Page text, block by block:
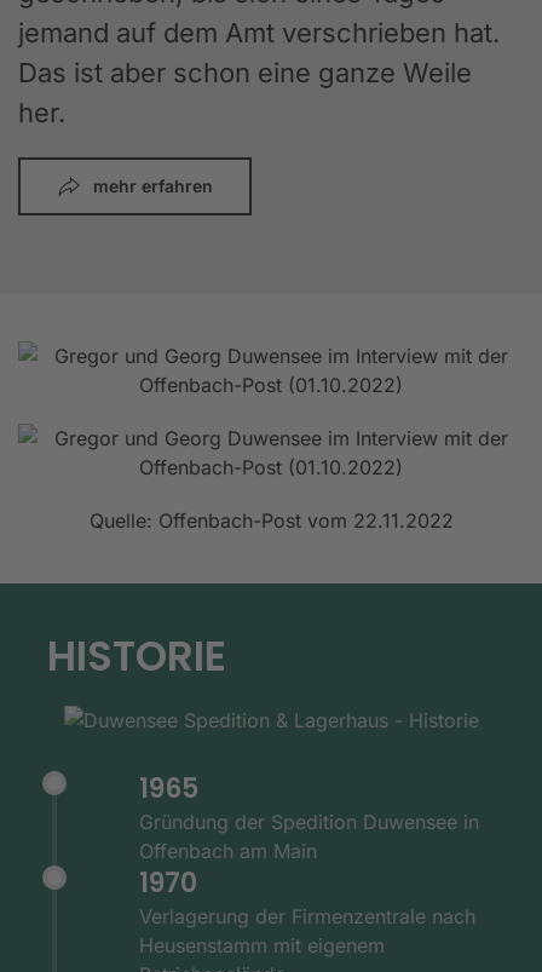
jemand auf dem Amt verschrieben hat.
Das ist aber schon eine ganze Weile
her.
mehr erfahren
Quelle: Offenbach-Post vom 22.11.2022
HISTORIE
1965
Gründung der Spedition Duwensee in
Offenbach am Main
1970
Verlagerung der Firmenzentrale nach
Heusenstamm mit eigenem